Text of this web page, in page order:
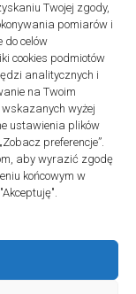
Twojej zgody,
pomiarów i
do celów
cookies podmiotów
analitycznych i
na Twoim
wyżej
ustawienia plików
preferencje”.
aby wyrazić zgodę
końcowym w